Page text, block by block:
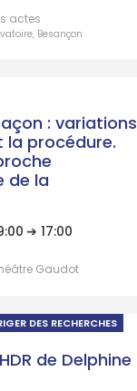
actes
Besançon
: variations
la procédure.
de la
➔ 17:00
Gaudot
DES RECHERCHES
de Delphine